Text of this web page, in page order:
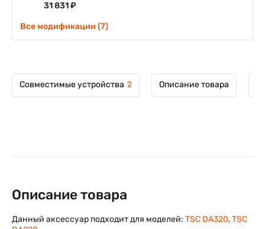
31 831 ₽
Все модификации (7)
Совместимые устройства 2 Описание товара
Описание товара
Данный аксессуар подходит для моделей: TSC DA320,TSC